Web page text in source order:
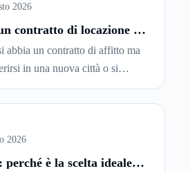
2026
contratto di locazione in
efficace
abbia un contratto di affitto ma
in una nuova città o si
pagare il canone, per cui si
un’altra abitazione: è legittimo
scada. In questa guida
la disdetta per un contratto
2026
è la scelta ideale